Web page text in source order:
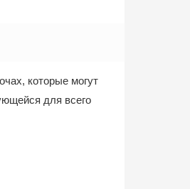
которые могут
для всего